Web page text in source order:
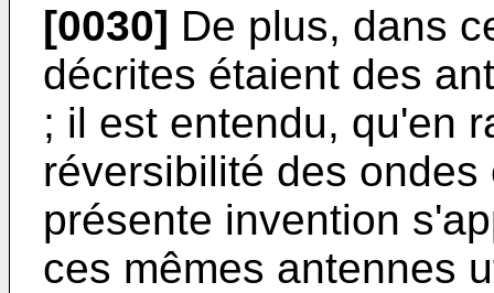
[0030] De plus, dans
décrites étaient des
; il est entendu, qu'en
réversibilité des
présente invention
ces mêmes antennes